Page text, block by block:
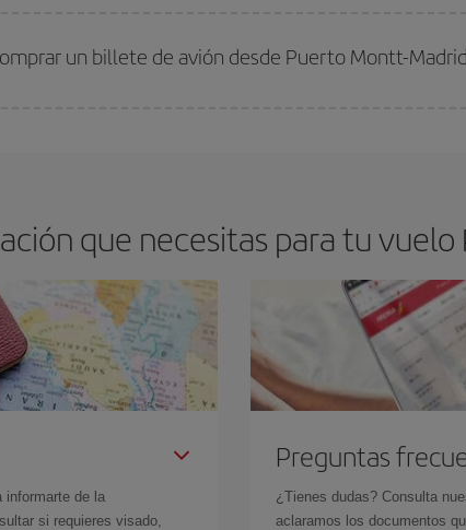
un billete de avión desde Puerto Montt-
que necesitas para tu
informarte de la
si requieres visado,
Preguntas
¿Tienes dudas? Consulta
aclaramos los documentos